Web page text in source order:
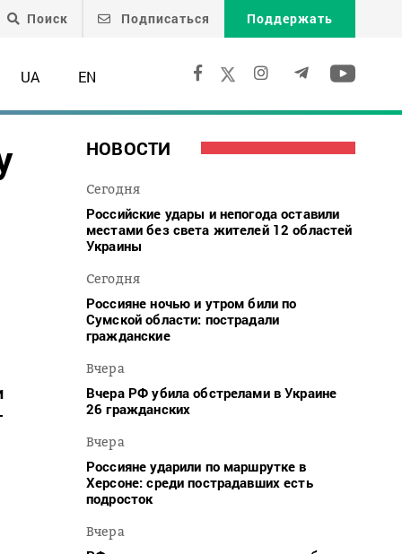
Поиск Подписаться Поддержать
UA EN
НОВОСТИ
Сегодня
Российские удары и непогода оставили
местами без света жителей 12 областей
Украины
Сегодня
Россияне ночью и утром били по
Сумской области: пострадали
гражданские
Вчера
Вчера РФ убила обстрелами в Украине
26 гражданских
Вчера
Россияне ударили по маршрутке в
Херсоне: среди пострадавших есть
подросток
Вчера